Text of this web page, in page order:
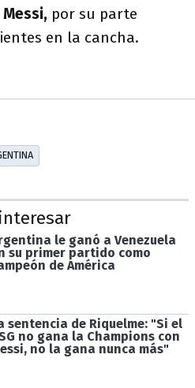
por su parte
en la cancha.
le ganó a Venezuela
su primer partido como
de América
sentencia de Riquelme: "Si el
no gana la Champions con
no la gana nunca más"